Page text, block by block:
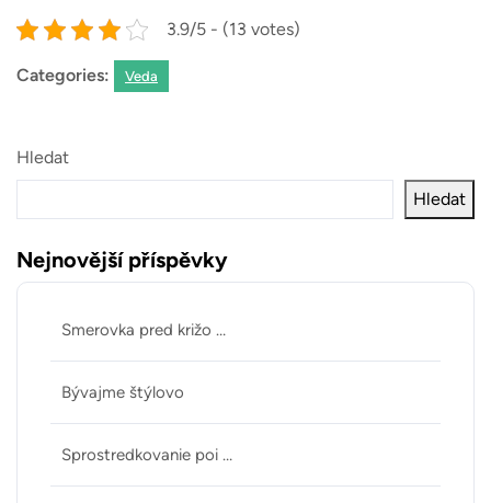
3.9/5 - (13 votes)
Categories: Veda
Hledat
Hledat
Nejnovější příspěvky
Smerovka pred križo …
Bývajme štýlovo
Sprostredkovanie poi …